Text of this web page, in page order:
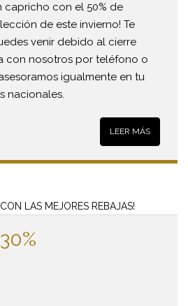
capricho con el 50% de
de este invierno! Te
venir debido al cierre
con nosotros por teléfono o
igualmente en tu
nacionales.
LEER MÁS